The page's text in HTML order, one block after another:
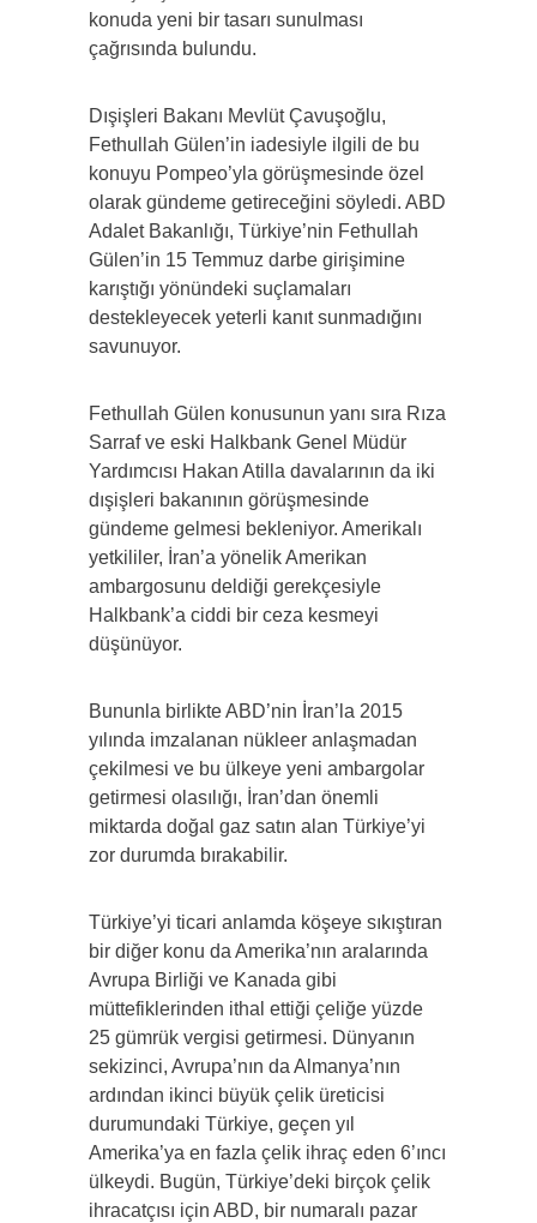
konuda yeni bir tasarı sunulması
çağrısında bulundu.
Dışişleri Bakanı Mevlüt Çavuşoğlu,
Fethullah Gülen’in iadesiyle ilgili de bu
konuyu Pompeo’yla görüşmesinde özel
olarak gündeme getireceğini söyledi. ABD
Adalet Bakanlığı, Türkiye’nin Fethullah
Gülen’in 15 Temmuz darbe girişimine
karıştığı yönündeki suçlamaları
destekleyecek yeterli kanıt sunmadığını
savunuyor.
Fethullah Gülen konusunun yanı sıra Rıza
Sarraf ve eski Halkbank Genel Müdür
Yardımcısı Hakan Atilla davalarının da iki
dışişleri bakanının görüşmesinde
gündeme gelmesi bekleniyor. Amerikalı
yetkililer, İran’a yönelik Amerikan
ambargosunu deldiği gerekçesiyle
Halkbank’a ciddi bir ceza kesmeyi
düşünüyor.
Bununla birlikte ABD’nin İran’la 2015
yılında imzalanan nükleer anlaşmadan
çekilmesi ve bu ülkeye yeni ambargolar
getirmesi olasılığı, İran’dan önemli
miktarda doğal gaz satın alan Türkiye’yi
zor durumda bırakabilir.
Türkiye’yi ticari anlamda köşeye sıkıştıran
bir diğer konu da Amerika’nın aralarında
Avrupa Birliği ve Kanada gibi
müttefiklerinden ithal ettiği çeliğe yüzde
25 gümrük vergisi getirmesi. Dünyanın
sekizinci, Avrupa’nın da Almanya’nın
ardından ikinci büyük çelik üreticisi
durumundaki Türkiye, geçen yıl
Amerika’ya en fazla çelik ihraç eden 6’ıncı
ülkeydi. Bugün, Türkiye’deki birçok çelik
ihracatçısı için ABD, bir numaralı pazar